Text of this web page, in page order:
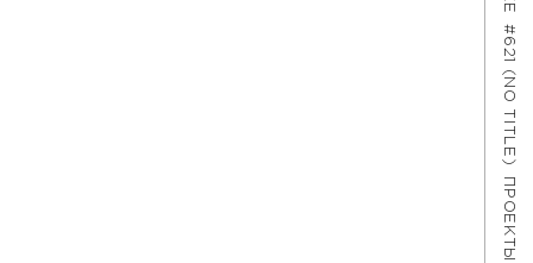
#621 (NO TITLE)
ПРОЕКТЫ